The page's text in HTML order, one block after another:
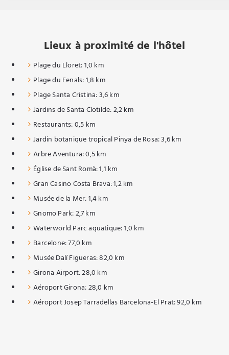
Lieux à proximité de l'hôtel
Plage du Lloret: 1,0 km
Plage du Fenals: 1,8 km
Plage Santa Cristina: 3,6 km
Jardins de Santa Clotilde: 2,2 km
Restaurants: 0,5 km
Jardin botanique tropical Pinya de Rosa: 3,6 km
Arbre Aventura: 0,5 km
Église de Sant Romà: 1,1 km
Gran Casino Costa Brava: 1,2 km
Musée de la Mer: 1,4 km
Gnomo Park: 2,7 km
Waterworld Parc aquatique: 1,0 km
Barcelone: 77,0 km
Musée Dalí Figueras: 82,0 km
Girona Airport: 28,0 km
Aéroport Girona: 28,0 km
Aéroport Josep Tarradellas Barcelona-El Prat: 92,0 km